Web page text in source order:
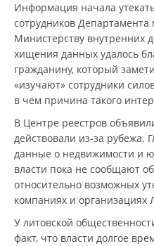
Информация начала
сотрудников
Министерству внутренних
хищения данных удалось
гражданину, который
«изучают» сотрудники
в чем причина такого
В Центре реестров
действовали из-за рубежа.
данные о недвижимости и
власти пока не сообщают
относительно возможных
компаниях и организациях
У литовской
факт, что власти долгое